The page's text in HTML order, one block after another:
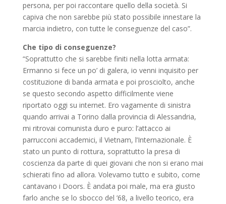
persona, per poi raccontare quello della società. Si
capiva che non sarebbe più stato possibile innestare la
marcia indietro, con tutte le conseguenze del caso”.
Che tipo di conseguenze?
“Soprattutto che si sarebbe finiti nella lotta armata:
Ermanno si fece un po’ di galera, io venni inquisito per
costituzione di banda armata e poi prosciolto, anche
se questo secondo aspetto difficilmente viene
riportato oggi su internet. Ero vagamente di sinistra
quando arrivai a Torino dalla provincia di Alessandria,
mi ritrovai comunista duro e puro: l’attacco ai
parrucconi accademici, il Vietnam, l’Internazionale. È
stato un punto di rottura, soprattutto la presa di
coscienza da parte di quei giovani che non si erano mai
schierati fino ad allora. Volevamo tutto e subito, come
cantavano i Doors. È andata poi male, ma era giusto
farlo anche se lo sbocco del ’68, a livello teorico, era